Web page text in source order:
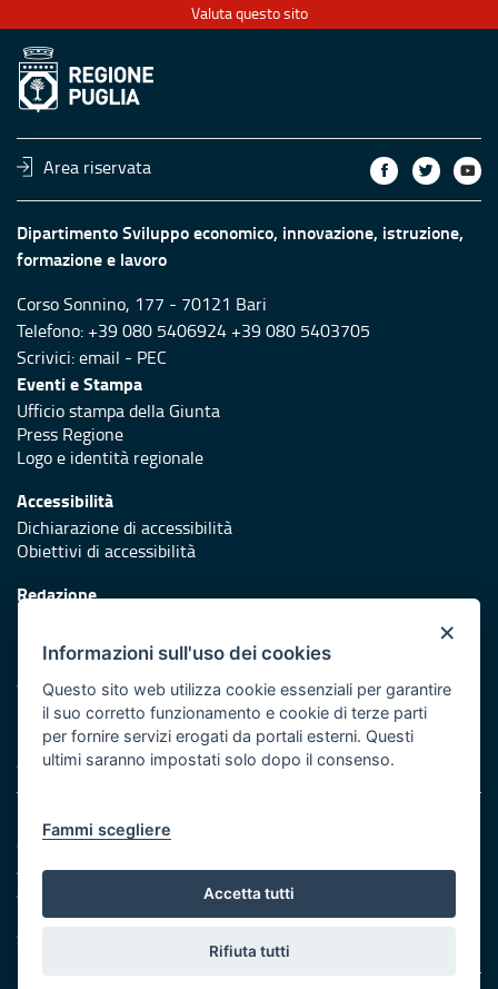
Valuta questo sito
Area riservata
Dipartimento Sviluppo economico, innovazione, istruzione,
formazione e lavoro
Corso Sonnino, 177 - 70121 Bari
Telefono: +39 080 5406924 +39 080 5403705
Scrivici:email - PEC
Eventi e Stampa
Ufficio stampa della Giunta
Press Regione
Logo e identità regionale
Accessibilità
Dichiarazione di accessibilità
Obiettivi di accessibilità
Redazione
Protezione civile
Vai al sito di Protezione Civile Puglia
Iniziativa finanziata con risorse del POR Puglia 2014/2020 -
Asse XI
Note legali
Cookie e privacy
Amministrazione trasparente
Atti di notifica
Feed RSS
Servizi Intranet
×
Informazioni sull'uso dei cookies
Questo sito web utilizza cookie essenziali per garantire
il suo corretto funzionamento e cookie di terze parti
per fornire servizi erogati da portali esterni. Questi
ultimi saranno impostati solo dopo il consenso.
Fammi scegliere
Accetta tutti
Rifiuta tutti